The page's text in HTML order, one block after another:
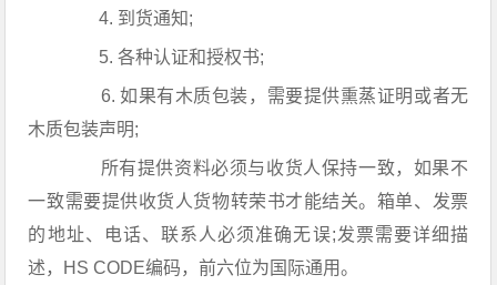
4. 到货通知;
5. 各种认证和授权书;
6. 如果有木质包装，需要提供熏蒸证明或者无
木质包装声明;
所有提供资料必须与收货人保持一致，如果不
一致需要提供收货人货物转荣书才能结关。箱单、发票
的地址、电话、联系人必须准确无误;发票需要详细描
述，HS CODE编码，前六位为国际通用。